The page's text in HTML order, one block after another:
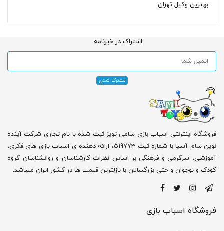
بهترین وکیل تهران
اشتراک در خبرنامه
فروشگاه اینترنتی اسباب بازی سامی تویز ثبت شده با نام تجاری شرکت آینده
نوین سام آسیا با شماره ثبت 519773، ارائه دهنده ی اسباب بازی های فکری،
آموزشی، سرگرمی و فرهنگی بر اساس نظرات کارشناسان و روانشناسان گروه
کودک و نوجوان و حتی بزرگسالان با نازلترین قیمت ها در کشور ایران میباشد.
فروشگاه اسباب بازی